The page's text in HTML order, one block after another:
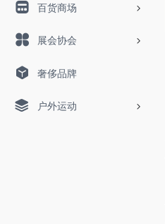
百货商场
展会协会
奢侈品牌
户外运动